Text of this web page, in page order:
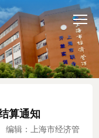
算通知
辑：上海市经济管